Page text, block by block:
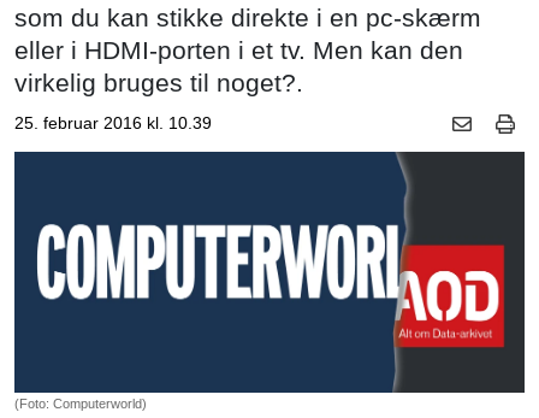
som du kan stikke direkte i en pc-skærm
eller i HDMI-porten i et tv. Men kan den
virkelig bruges til noget?.
25. februar 2016 kl. 10.39
(Foto: Computerworld)